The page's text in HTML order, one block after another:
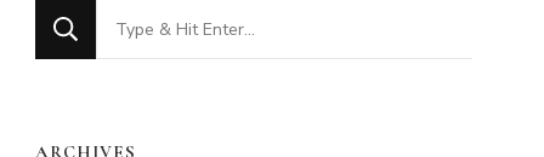
Looking
for
ARCHIVES